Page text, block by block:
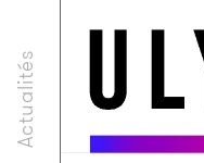
Actualités